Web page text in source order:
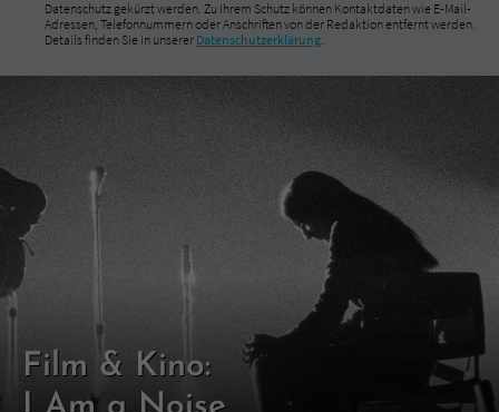
Datenschutz gekürzt werden. Zu Ihrem Schutz können Kontaktdaten wie E-Mail-
Adressen, Telefonnummern oder Anschriften von der Redaktion entfernt werden.
Details finden Sie in unserer Datenschutzerklärung.
Film & Kino: